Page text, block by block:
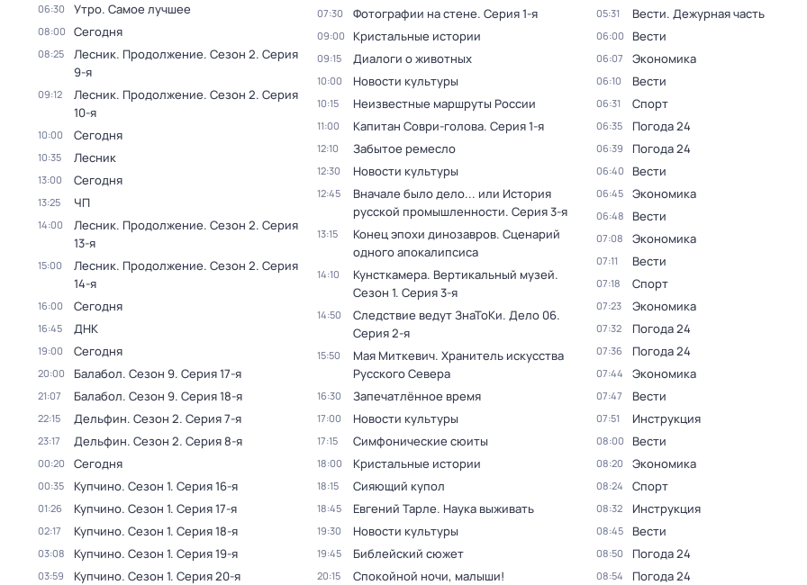
06:30 Утро. Самое лучшее
08:00 Сегодня
08:25 Лесник. Продолжение. Сезон 2. Серия
9-я
09:12 Лесник. Продолжение. Сезон 2. Серия
10-я
10:00 Сегодня
10:35 Лесник
13:00 Сегодня
13:25 ЧП
14:00 Лесник. Продолжение. Сезон 2. Серия
13-я
15:00 Лесник. Продолжение. Сезон 2. Серия
14-я
16:00 Сегодня
16:45 ДНК
19:00 Сегодня
20:00 Балабол. Сезон 9. Серия 17-я
21:07 Балабол. Сезон 9. Серия 18-я
22:15 Дельфин. Сезон 2. Серия 7-я
23:17 Дельфин. Сезон 2. Серия 8-я
00:20 Сегодня
00:35 Купчино. Сезон 1. Серия 16-я
01:26 Купчино. Сезон 1. Серия 17-я
02:17 Купчино. Сезон 1. Серия 18-я
03:08 Купчино. Сезон 1. Серия 19-я
03:59 Купчино. Сезон 1. Серия 20-я
07:30 Фотографии на стене. Серия 1-я
09:00 Кристальные истории
09:15 Диалоги о животных
10:00 Новости культуры
10:15 Неизвестные маршруты России
11:00 Капитан Соври-голова. Серия 1-я
12:10 Забытое ремесло
12:30 Новости культуры
12:45
Вначале было дело... или История
русской промышленности. Серия 3-я
13:15
Конец эпохи динозавров. Сценарий
одного апокалипсиса
14:10 Кунсткамера. Вертикальный музей.
Сезон 1. Серия 3-я
14:50 Следствие ведут ЗнаТоКи. Дело 06.
Серия 2-я
15:50
Мая Миткевич. Хранитель искусства
Русского Севера
16:30 Запечатлённое время
17:00 Новости культуры
17:15 Симфонические сюиты
18:00 Кристальные истории
18:15 Сияющий купол
18:45 Евгений Тарле. Наука выживать
19:30 Новости культуры
19:45 Библейский сюжет
20:15 Спокойной ночи, малыши!
05:31 Вести. Дежурная часть
06:00 Вести
06:07 Экономика
06:10 Вести
06:31 Спорт
06:35 Погода 24
06:39 Погода 24
06:40 Вести
06:45 Экономика
06:48 Вести
07:08 Экономика
07:11 Вести
07:18 Спорт
07:23 Экономика
07:32 Погода 24
07:36 Погода 24
07:44 Экономика
07:47 Вести
07:51 Инструкция
08:00 Вести
08:20 Экономика
08:24 Спорт
08:32 Инструкция
08:45 Вести
08:50 Погода 24
08:54 Погода 24